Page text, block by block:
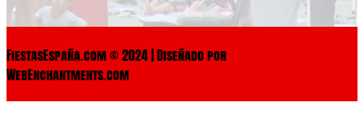
FiestasEspaña.com © 2024 | Diseñado por
WebEnchantments.com